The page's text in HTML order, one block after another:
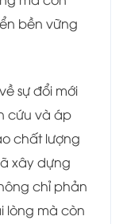
bền vững
sự đổi mới
cứu và áp
chất lượng
xây dựng
chỉ phản
lòng mà còn